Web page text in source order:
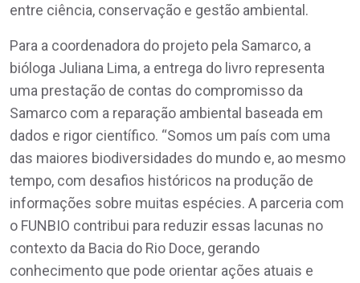
entre ciência, conservação e gestão ambiental.
Para a coordenadora do projeto pela Samarco, a
bióloga Juliana Lima, a entrega do livro representa
uma prestação de contas do compromisso da
Samarco com a reparação ambiental baseada em
dados e rigor científico. “Somos um país com uma
das maiores biodiversidades do mundo e, ao mesmo
tempo, com desafios históricos na produção de
informações sobre muitas espécies. A parceria com
o FUNBIO contribui para reduzir essas lacunas no
contexto da Bacia do Rio Doce, gerando
conhecimento que pode orientar ações atuais e